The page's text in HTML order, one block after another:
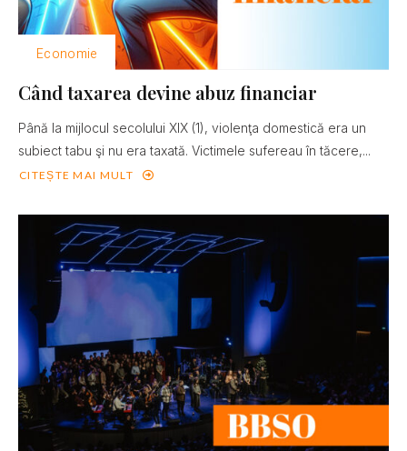
Economie
Când taxarea devine abuz financiar
Până la mijlocul secolului XIX (1), violenţa domestică era un
subiect tabu şi nu era taxată. Victimele sufereau în tăcere,...
CITEȘTE MAI MULT